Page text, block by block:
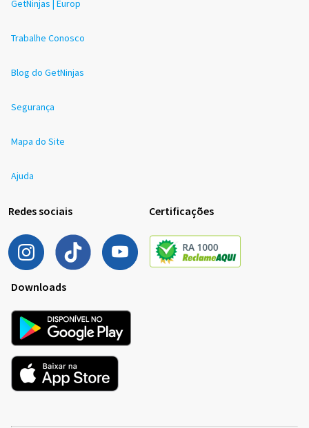
GetNinjas | Europ
Trabalhe Conosco
Blog do GetNinjas
Segurança
Mapa do Site
Ajuda
Redes sociais Certificações
Downloads